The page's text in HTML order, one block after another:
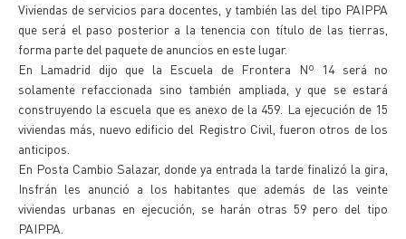
Viviendas de servicios para docentes, y también las del tipo PAIPPA
que será el paso posterior a la tenencia con título de las tierras,
forma parte del paquete de anuncios en este lugar.
En Lamadrid dijo que la Escuela de Frontera Nº 14 será no
solamente refaccionada sino también ampliada, y que se estará
construyendo la escuela que es anexo de la 459. La ejecución de 15
viviendas más, nuevo edificio del Registro Civil, fueron otros de los
anticipos.
En Posta Cambio Salazar, donde ya entrada la tarde finalizó la gira,
Insfrán les anunció a los habitantes que además de las veinte
viviendas urbanas en ejecución, se harán otras 59 pero del tipo
PAIPPA.